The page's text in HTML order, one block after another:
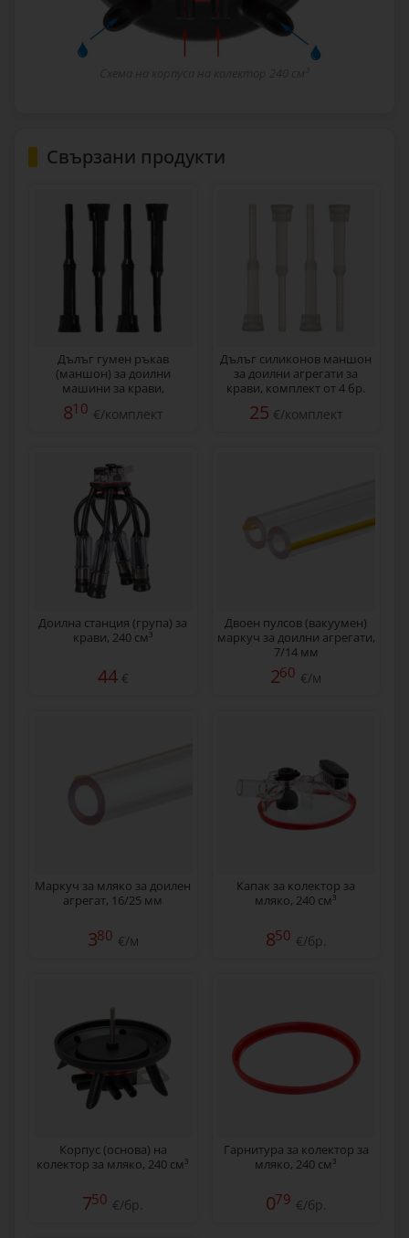
Свързани продукти
Дълъг гумен ръкав
(маншон) за доилни
машини за крави,
комплект от 4 бр.
810 €/комплект
Дълъг силиконов маншон
за доилни агрегати за
крави, комплект от 4 бр.
25 €/комплект
Доилна станция (група) за
крави, 240 см³
44€
Двоен пулсов (вакуумен)
маркуч за доилни агрегати,
7/14 мм
260 €/м
Маркуч за мляко за доилен
агрегат, 16/25 мм
380 €/м
Капак за колектор за
мляко, 240 см³
850 €/бр.
Корпус (основа) на
колектор за мляко, 240 см³
750 €/бр.
Гарнитура за колектор за
мляко, 240 см³
079 €/бр.